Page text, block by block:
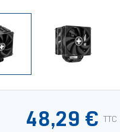
48,29 € TTC